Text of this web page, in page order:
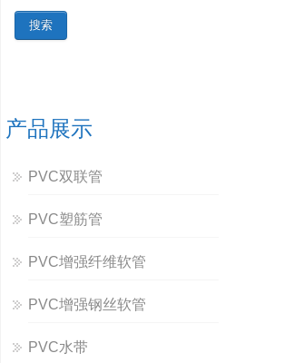
产品展示
PVC双联管
PVC塑筋管
PVC增强纤维软管
PVC增强钢丝软管
PVC水带